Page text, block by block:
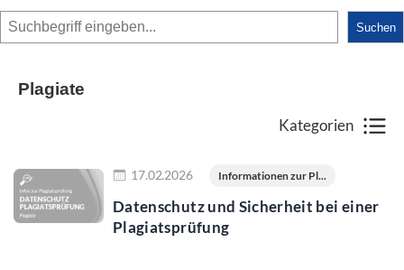
Suchen Suchen
Plagiate
Kategorien
17.02.2026 Informationen zur Pl...
Datenschutz und Sicherheit bei einer
Plagiatsprüfung